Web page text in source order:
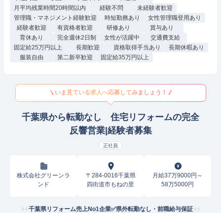
月平均残業時間20時間以内
経験不問
未経験者歓迎
管理職・マネジメント経験歓迎
時短勤務あり
女性管理職登用あり
経験者歓迎
有資格者歓迎 研修あり
賞与あり
育休あり
完全週休2日制 女性が活躍中
交通費支給
固定給25万円以上
長期歓迎 資格取得手当あり
長期休暇あり
服装自由
第二新卒歓迎 固定給35万円以上
いま見ている求人へ応募してみましょう！
千葉県から転勤なし 住宅リフォームの完全
反響営業|経験者募集
正社員
株式会社グリーンラ
ンド
〒284-0016千葉県
四街道市もねの里
月給37万9000円～
58万5000円
千葉県リフォーム売上No1企業✅県外転勤なし・前職給与保証